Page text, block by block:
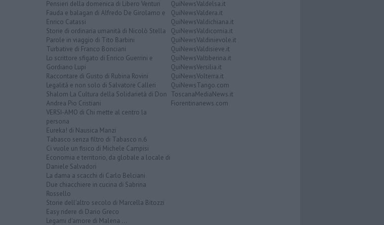
Pensieri della domenica di Libero Venturi
Fauda e balagan di Alfredo De Girolamo e
Enrico Catassi
Storie di ordinaria umanità di Nicolò Stella
Parole in viaggio di Tito Barbini
Turbative di Franco Bonciani
Lo scrittore sfigato di Enrico Guerrini e
Gordiano Lupi
Raccontare di Gusto di Rubina Rovini
Legalità e non solo di Salvatore Calleri
Shalom La Cultura della Solidarietà di Don
Andrea Pio Cristiani
VERSI-AMO di Chi mette al centro la
persona
Eureka! di Nausica Manzi
Tabasco senza filtro di Tabasco n.6
Ci vuole un fisico di Michele Campisi
Economia e territorio, da globale a locale di
Daniele Salvadori
La dama a scacchi di Carlo Belciani
Due chiacchiere in cucina di Sabrina
Rossello
Storie dell'altro secolo di Marcella Bitozzi
Easy ridere di Dario Greco
Legami d'amore di Malena ...
QuiNewsValdelsa.it
QuiNewsValdera.it
QuiNewsValdichiana.it
QuiNewsValdicornia.it
QuiNewsValdinievole.it
QuiNewsValdisieve.it
QuiNewsValtiberina.it
QuiNewsVersilia.it
QuiNewsVolterra.it
QuiNewsTango.com
ToscanaMediaNews.it
Fiorentinanews.com